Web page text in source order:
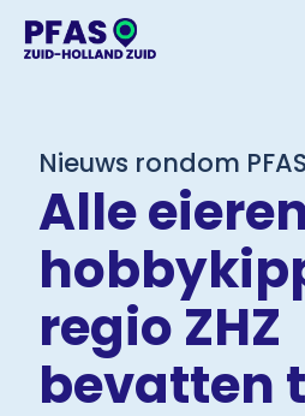
Nieuws rondom PFAS
Alle
regio ZHZ
bevatten